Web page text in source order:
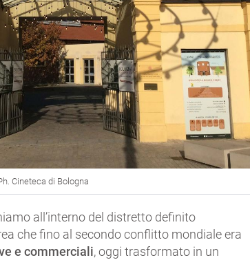
Cineteca di Bologna
all’interno del distretto definito
che fino al secondo conflitto mondiale era
e commerciali, oggi trasformato in un